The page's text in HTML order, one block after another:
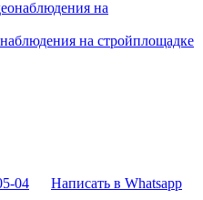
на стройплощадке
04
Написать в Whatsapp